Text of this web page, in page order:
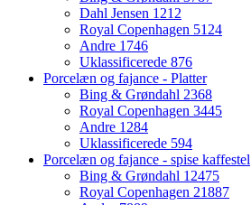
Dahl Jensen 1212
Royal Copenhagen 5124
Andre 1746
Uklassificerede 876
Porcelæn og fajance - Platter
Bing & Grøndahl 2368
Royal Copenhagen 3445
Andre 1284
Uklassificerede 594
Porcelæn og fajance - spise kaffestel
Bing & Grøndahl 12475
Royal Copenhagen 21887